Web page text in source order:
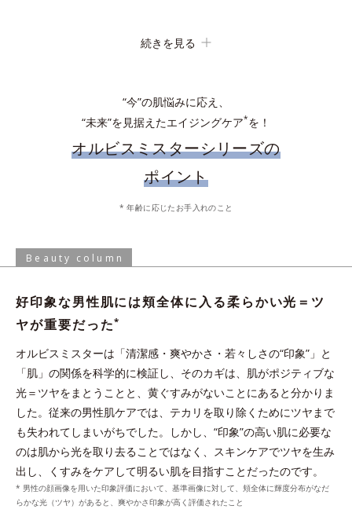
炭の約1.2倍の皮脂吸着能力がある“皮脂吸着微粒
を吸着洗浄。
*1 皮脂吸着微粒子と炭を各2gとり、人工皮脂に滴下した際に吸油した量を
測定する。N＝3, P<0.05, student t-test ＜ポーラ化成研究所調べ＞
*2 ケイ酸Ａｌ・Ｍｇ（洗浄成分）
*3 角層まで
整える
すべなめらか肌に。
与える
化粧水で肌を整えた後、手のひらに適量とり、顔全体にやさしく
続きを見る
“今”の肌悩みに応え、
“未来”を見据えたエイジングケア*を！
オルビスミスターシリーズの
ポイント
* 年齢に応じたお手入れのこと
Beauty column
好印象な男性肌には頬全体に入る柔らかい光＝ツ
ヤが重要だった*
オルビスミスターは「清潔感・爽やかさ・若々しさの“印象”」と
「肌」の関係を科学的に検証し、そのカギは、肌がポジティブな
光＝ツヤをまとうことと、黄ぐすみがないことにあると分かりま
した。従来の男性肌ケアでは、テカリを取り除くためにツヤまで
も失われてしまいがちでした。しかし、“印象”の高い肌に必要な
のは肌から光を取り去ることではなく、スキンケアでツヤを生み
出し、くすみをケアして明るい肌を目指すことだったのです。
* 男性の顔画像を用いた印象評価において、基準画像に対して、頬全体に輝度分布がなだ
らかな光（ツヤ）があると、爽やかさ印象が高く評価されたこと